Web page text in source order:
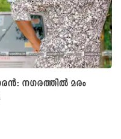
നഗരത്തിൽ മരം